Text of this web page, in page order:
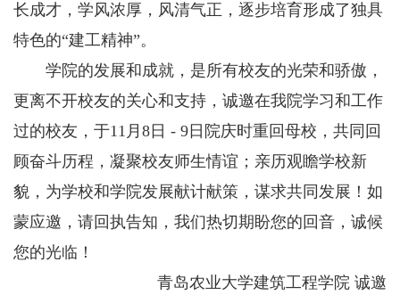
长成才，学风浓厚，风清气正，逐步培育形成了独具
特色的“建工精神”。
学院的发展和成就，是所有校友的光荣和骄傲，
更离不开校友的关心和支持，诚邀在我院学习和工作
过的校友，于11月8日 - 9日院庆时重回母校，共同回
顾奋斗历程，凝聚校友师生情谊；亲历观瞻学校新
貌，为学校和学院发展献计献策，谋求共同发展！如
蒙应邀，请回执告知，我们热切期盼您的回音，诚候
您的光临！
青岛农业大学建筑工程学院 诚邀